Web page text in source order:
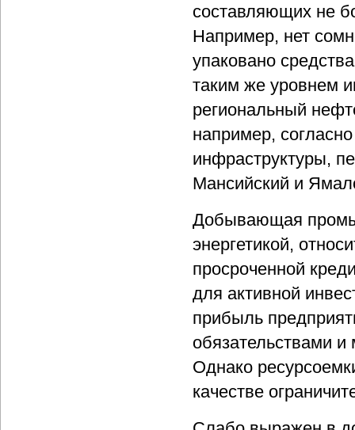
составляющих не
Например, нет
упаковано
таким же уровнем
региональный
например,
инфраструктуры,
Мансийский и
Добывающая
энергетикой,
просроченной
для активной
прибыль
обязательствами и
Однако
качестве